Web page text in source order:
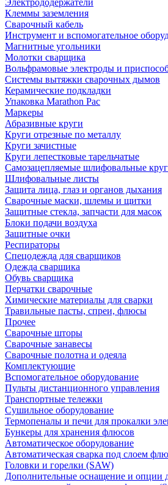
Электрододержатели
Клеммы заземления
Сварочный кабель
Инструмент и вспомогательное
Магнитные угольники
Молотки сварщика
Вольфрамовые электроды и
Системы вытяжки сварочных дымов
Керамические подкладки
Упаковка Marathon Pac
Маркеры
Абразивные круги
Круги отрезные по металлу
Круги зачистные
Круги лепестковые тарельчатые
Самозацепляемые шлифовальные
Шлифовальные листы
Защита лица, глаз и органов дыхания
Сварочные маски, шлемы и щитки
Защитные стекла, запчасти для масок
Блоки подачи воздуха
Защитные очки
Респираторы
Спецодежда для сварщиков
Одежда сварщика
Обувь сварщика
Перчатки сварочные
Химические материалы для сварки
Травильные пасты, спреи, флюсы
Прочее
Сварочные шторы
Сварочные занавесы
Сварочные полотна и одеяла
Комплектующие
Вспомогательное оборудование
Пульты дистанционного управления
Транспортные тележки
Сушильное оборудование
Термопеналы и печи для прокалки
Бункеры для хранения флюсов
Автоматическое оборудование
Автоматическая сварка под слоем
Головки и горелки (SAW)
Дополнительные оснащение и опции